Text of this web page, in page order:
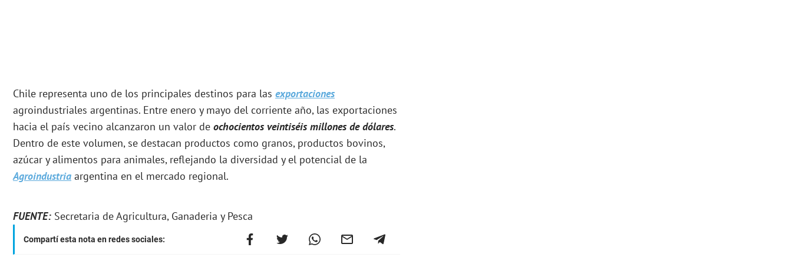
Chile representa uno de los principales destinos para las exportaciones
agroindustriales argentinas. Entre enero y mayo del corriente año, las exportaciones
hacia el país vecino alcanzaron un valor de ochocientos veintiséis millones de dólares.
Dentro de este volumen, se destacan productos como granos, productos bovinos,
azúcar y alimentos para animales, reflejando la diversidad y el potencial de la
Agroindustria argentina en el mercado regional.
FUENTE: Secretaria de Agricultura, Ganaderia y Pesca
Compartí esta nota en redes sociales: